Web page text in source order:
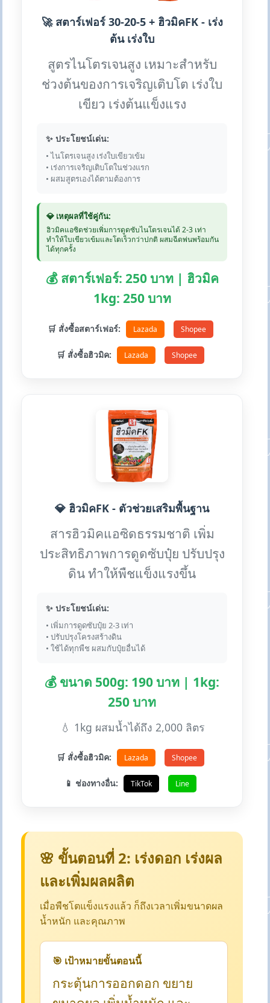
🚀 สตาร์เฟอร์ 30-20-5 + ฮิวมิคFK - เร่ง
ต้น เร่งใบ
สูตรไนโตรเจนสูง เหมาะสำหรับ
ช่วงต้นของการเจริญเติบโต เร่งใบ
เขียว เร่งต้นแข็งแรง
✨ ประโยชน์เด่น:
• ไนโตรเจนสูง เร่งใบเขียวเข้ม
• เร่งการเจริญเติบโตในช่วงแรก
• ผสมสูตรเองได้ตามต้องการ
💎 เหตุผลที่ใช้คู่กัน:
ฮิวมิคแอซิดช่วยเพิ่มการดูดซับไนโตรเจนได้ 2-3 เท่า
ทำให้ใบเขียวเข้มและโตเร็วกว่าปกติ ผสมฉีดพ่นพร้อมกัน
ได้ทุกครั้ง
💰 สตาร์เฟอร์: 250 บาท | ฮิวมิค
1kg: 250 บาท
🛒 สั่งซื้อสตาร์เฟอร์: Lazada Shopee
🛒 สั่งซื้อฮิวมิค: Lazada Shopee
💎 ฮิวมิคFK - ตัวช่วยเสริมพื้นฐาน
สารฮิวมิคแอซิดธรรมชาติ เพิ่ม
ประสิทธิภาพการดูดซับปุ๋ย ปรับปรุง
ดิน ทำให้พืชแข็งแรงขึ้น
✨ ประโยชน์เด่น:
• เพิ่มการดูดซับปุ๋ย 2-3 เท่า
• ปรับปรุงโครงสร้างดิน
• ใช้ได้ทุกพืช ผสมกับปุ๋ยอื่นได้
💰 ขนาด 500g: 190 บาท | 1kg:
250 บาท
💧 1kg ผสมน้ำได้ถึง 2,000 ลิตร
🛒 สั่งซื้อฮิวมิค: Lazada Shopee
📱 ช่องทางอื่น: TikTok Line
🌸 ขั้นตอนที่ 2: เร่งดอก เร่งผล
และเพิ่มผลผลิต
เมื่อพืชโตแข็งแรงแล้ว ก็ถึงเวลาเพิ่มขนาดผล
น้ำหนัก และคุณภาพ
🎯 เป้าหมายขั้นตอนนี้
กระตุ้นการออกดอก ขยาย